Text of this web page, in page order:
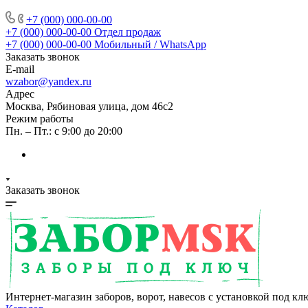
+7 (000) 000-00-00
+7 (000) 000-00-00 Отдел продаж
+7 (000) 000-00-00 Мобильный / WhatsApp
Заказать звонок
E-mail
wzabor@yandex.ru
Адрес
Москва, Рябиновая улица, дом 46с2
Режим работы
Пн. – Пт.: с 9:00 до 20:00
Заказать звонок
Интернет-магазин заборов, ворот, навесов с установкой под